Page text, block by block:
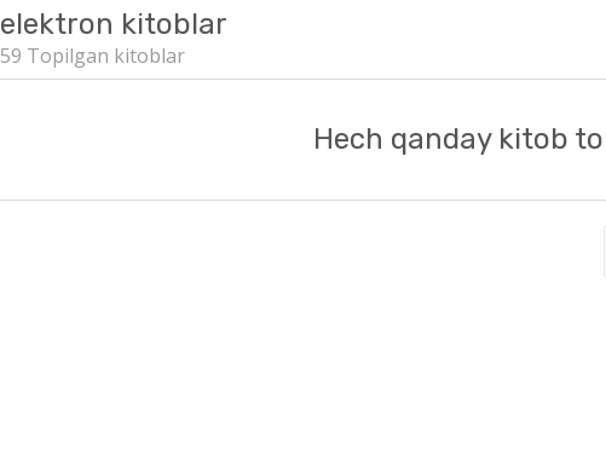
elektron kitoblar
59 Topilgan kitoblar
Hech qanday kitob